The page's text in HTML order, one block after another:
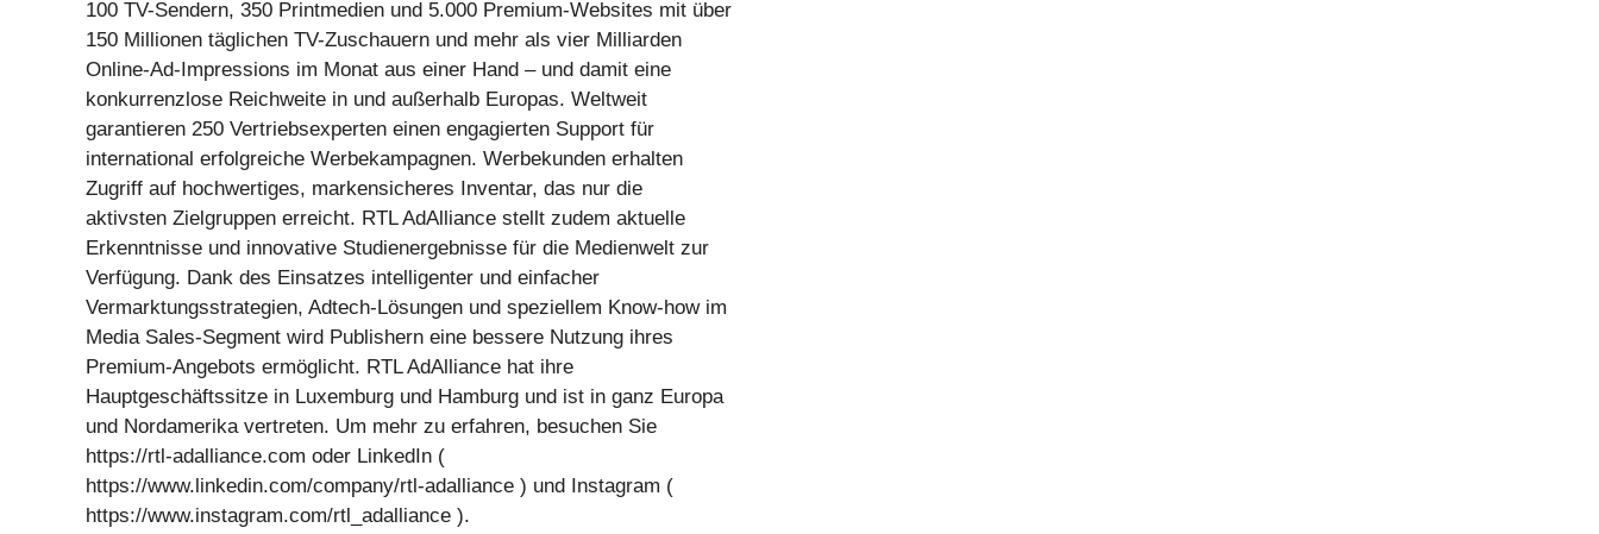
100 TV-Sendern, 350 Printmedien und 5.000 Premium-Websites mit über
150 Millionen täglichen TV-Zuschauern und mehr als vier Milliarden
Online-Ad-Impressions im Monat aus einer Hand – und damit eine
konkurrenzlose Reichweite in und außerhalb Europas. Weltweit
garantieren 250 Vertriebsexperten einen engagierten Support für
international erfolgreiche Werbekampagnen. Werbekunden erhalten
Zugriff auf hochwertiges, markensicheres Inventar, das nur die
aktivsten Zielgruppen erreicht. RTL AdAlliance stellt zudem aktuelle
Erkenntnisse und innovative Studienergebnisse für die Medienwelt zur
Verfügung. Dank des Einsatzes intelligenter und einfacher
Vermarktungsstrategien, Adtech-Lösungen und speziellem Know-how im
Media Sales-Segment wird Publishern eine bessere Nutzung ihres
Premium-Angebots ermöglicht. RTL AdAlliance hat ihre
Hauptgeschäftssitze in Luxemburg und Hamburg und ist in ganz Europa
und Nordamerika vertreten. Um mehr zu erfahren, besuchen Sie
https://rtl-adalliance.com oder LinkedIn (
https://www.linkedin.com/company/rtl-adalliance ) und Instagram (
https://www.instagram.com/rtl_adalliance ).